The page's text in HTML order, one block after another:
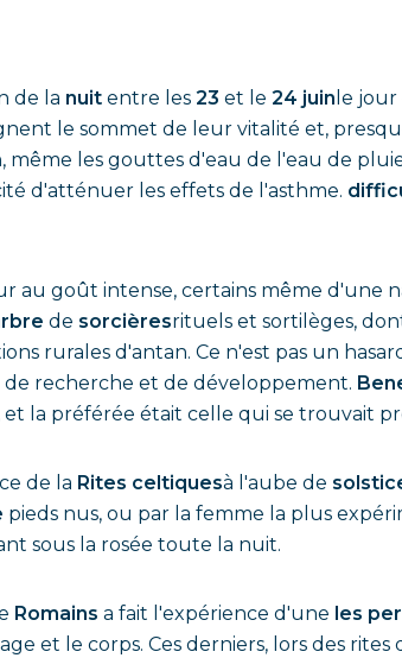
de la nuit entre les 23 et le 24 juin le jour
le sommet de leur vitalité et,
même les gouttes d'eau de l'eau de
d'atténuer les effets de l'asthme.
au goût intense, certains même d'une
de sorcièresrituels et sortilèges,
rurales d'antan. Ce n'est pas un
recherche et de développement.
la préférée était celle qui se trouvait
de la Rites celtiquesà l'aube de
pieds nus, ou par la femme la plus
sous la rosée toute la nuit.
Romains a fait l'expérience d'une les
et le corps. Ces derniers, lors des rites